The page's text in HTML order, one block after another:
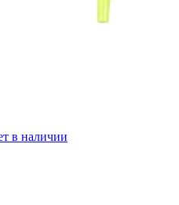
в наличии